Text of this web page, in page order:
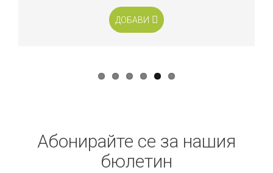
ДОБАВИ
Абонирайте се за нашия
бюлетин